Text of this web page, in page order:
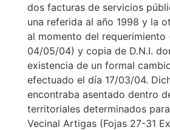
dos facturas de servicios
una referida al año 1998 y la
al momento del requerimiento
04/05/04) y copia de D.N.I.
existencia de un formal
efectuado el día 17/03/04.
encontraba asentado dentro
territoriales determinados
Vecinal Artigas (Fojas 27-31